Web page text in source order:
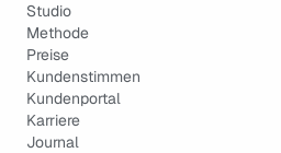
Studio
Methode
Preise
Kundenstimmen
Kundenportal
Karriere
Journal